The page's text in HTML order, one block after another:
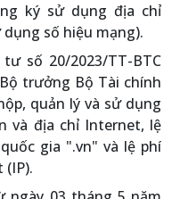
ký sử dụng địa chỉ
số hiệu mạng).
số 20/2023/TT-BTC
trưởng Bộ Tài chính
quản lý và sử dụng
và địa chỉ Internet, lệ
gia ".vn" và lệ phí